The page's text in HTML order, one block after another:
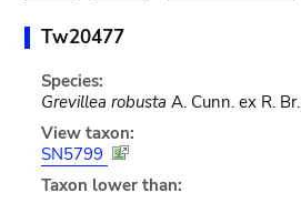
Tw20477
Species:
Grevillea robusta A. Cunn. ex R. Br.
View taxon:
SN5799
Taxon lower than: